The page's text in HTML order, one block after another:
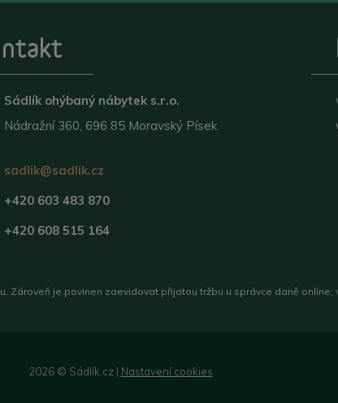
Sádlík ohýbaný nábytek s.r.o.
Nádražní 360, 696 85 Moravský Písek
sadlik@sadlik.cz
+420 603 483 870
+420 608 515 164
Zároveň je povinen zaevidovat přijatou tržbu u správce daně
2026 © Sádlík.cz | Nastavení cookies